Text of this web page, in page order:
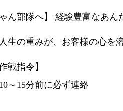
ゃん部隊へ】 経験豊富なあ
生の重みが、お客様の心を
戦指令】
～15分前に必ず連絡